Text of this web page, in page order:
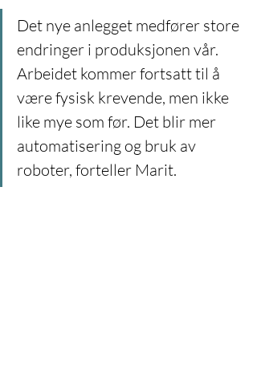
Det nye anlegget medfører store
endringer i produksjonen vår.
Arbeidet kommer fortsatt til å
være fysisk krevende, men ikke
like mye som før. Det blir mer
automatisering og bruk av
roboter, forteller Marit.